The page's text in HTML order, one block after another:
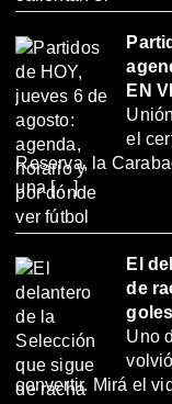
EN
el
Reserva, la
una […]
El
de
Uno
convertir. Mirá el